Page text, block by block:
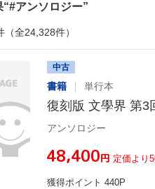
#アンソロジー
（全24,328件）
中古
書籍 単行本
復刻版 文學界 第3
アンソロジー
¥48,400円 定価より
獲得ポイント 440P